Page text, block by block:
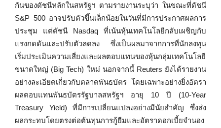
กันของดัชนีหลักในสหรัฐฯ ตามรายงานระบุว่า ในขณะที่ดัชนี
S&P 500 อาจปรับตัวขึ้นเล็กน้อยในวันที่มีการประกาศผลการ
ประชุม แต่ดัชนี Nasdaq ที่เน้นหุ้นเทคโนโลยีกลับเผชิญกับ
แรงกดดันและปรับตัวลดลง ซึ่งเป็นผลมาจากการที่นักลงทุน
เริ่มประเมินความเสี่ยงและผลตอบแทนของหุ้นกลุ่มเทคโนโลยี
ขนาดใหญ่ (Big Tech) ใหม่ นอกจากนี้ Reuters ยังได้รายงาน
อย่างละเอียดเกี่ยวกับตลาดพันธบัตร โดยเฉพาะอย่างยิ่งอัตรา
ผลตอบแทนพันธบัตรรัฐบาลสหรัฐฯ อายุ 10 ปี (10-Year
Treasury Yield) ที่มีการเปลี่ยนแปลงอย่างมีนัยสำคัญ ซึ่งส่ง
ผลกระทบโดยตรงต่อต้นทุนการกู้ยืมและอัตราดอกเบี้ยจำนอง